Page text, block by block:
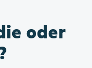
oder